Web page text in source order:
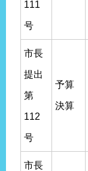
111
号
市長
提出
第
112
号
予算
決算
市長